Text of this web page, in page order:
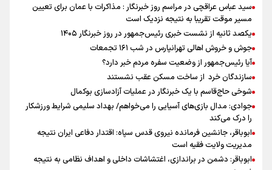
سید عباس عراقچی در مراسم روز خبرنگار : مذاکرات با عمان برای تعیین
مسیر موقت تقریبا به نتیجه نزدیک است
یکصد ثانیه از نشست خبری رئیس‌جمهور در روز خبرنگار ۱۴۰۵
جوش و خروش اهالی تهرانپارس در شب ۱۶۱ تجمعات
آیا رئیس‌جمهور از وضعیت سفره مردم خبر دارد؟
سازندگان خرد از ساخت مسکن عقب نشستند
شوخی حاج‌قاسم با یک خبرنگار در عملیات آزادسازی بوکمال
جوادی: مدال بازی‌های آسیایی را می‌خواهم/ بهداد سلیمی شرایط ورزشکار
را درک می‌کند
ابوباقر، جانشین فرمانده نیروی قدس سپاه: اقتدار دفاعی ایران نتیجه
مدیریت ولایت فقیه است
ابوباقر: دشمن در براندازی، اغتشاشات داخلی و اهداف نظامی به نتیجه